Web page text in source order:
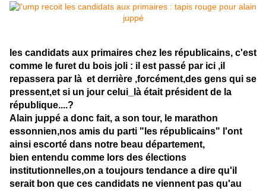
les candidats aux primaires chez les républicains, c'est
comme le furet du bois joli : il est passé par ici ,il
repassera par là et derrière ,forcément,des gens qui se
pressent,et si un jour celui_là était président de la
république....?
Alain juppé a donc fait, a son tour, le marathon
essonnien,nos amis du parti "les républicains" l'ont
ainsi escorté dans notre beau département,
bien entendu comme lors des élections
institutionnelles,on a toujours tendance a dire qu'il
serait bon que ces candidats ne viennent pas qu'au